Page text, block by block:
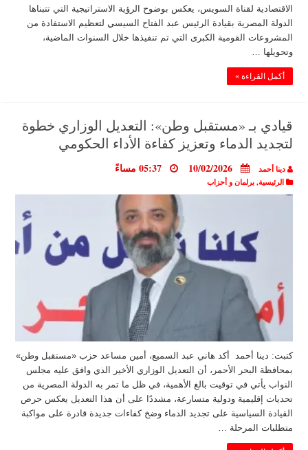
الاقتصادية لقناة السويس، يعكس بوضوح الرؤية الاستراتيجية التي تتبناها
الدولة المصرية بقيادة الرئيس عبد الفتاح السيسي لتعظيم الاستفادة من
المشروعات القومية الكبرى التي تم تنفيذها خلال السنوات الماضية،
وتحويلها …
أكمل القراءة »
قيادي بـ «مستقبل وطن»: التعديل الوزاري خطوة
لتجديد الدماء وتعزيز كفاءة الأداء الحكومي
دينا أحمد 10/02/2026 05:37 مساءً
الرئيسية,برلمان و أحزاب
كتبت: دينا أحمد أكد هاني عبد السميع، أمين مساعد حزب «مستقبل وطن»
بمحافظة البحر الأحمر، أن التعديل الوزاري الأخير الذي وافق عليه مجلس
النواب يأتي في توقيت بالغ الأهمية، في ظل ما تمر به الدولة المصرية من
تحديات إقليمية ودولية متسارعة، مشددًا على أن هذا التعديل يعكس حرص
القيادة السياسية على تجديد الدماء وضخ كفاءات جديدة قادرة على مواكبة
متطلبات المرحلة …